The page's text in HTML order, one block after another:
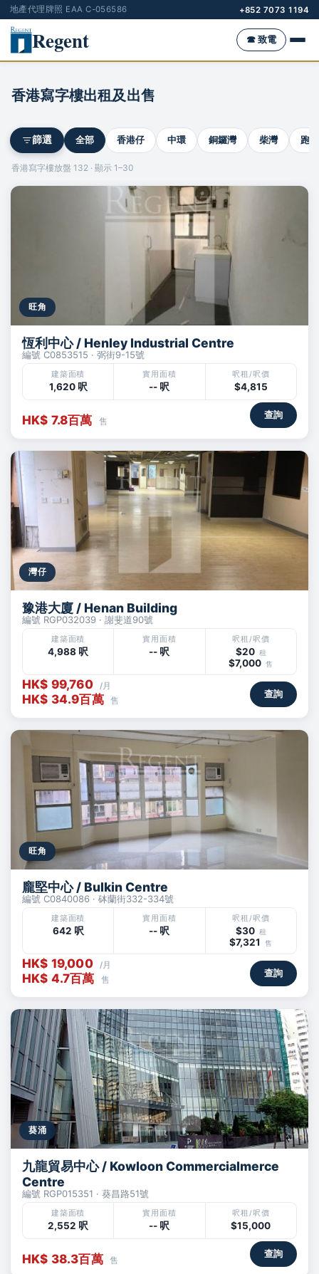
地產代理牌照 EAA C-056586 +852 7073 1194
Regent ☎ 致電
香港寫字樓出租及出售
篩選 全部 香港仔 中環 銅鑼灣 柴灣 跑
香港寫字樓放盤 132 · 顯示 1–30
旺角
恆利中心 / Henley Industrial Centre
編號 C0853515 · 弼街9-15號
建築面積
1,620 呎
實用面積
-- 呎
呎租/呎價
$4,815
HK$ 7.8百萬 售
查詢
灣仔
豫港大廈 / Henan Building
編號 RGP032039 · 謝斐道90號
建築面積
4,988 呎
實用面積
-- 呎
呎租/呎價
$20 租
$7,000 售
HK$ 99,760 /月
HK$ 34.9百萬 售
查詢
旺角
龐堅中心 / Bulkin Centre
編號 C0840086 · 砵蘭街332-334號
建築面積
642 呎
實用面積
-- 呎
呎租/呎價
$30 租
$7,321 售
HK$ 19,000 /月
HK$ 4.7百萬 售
查詢
葵涌
九龍貿易中心 / Kowloon Commercialmerce
Centre
編號 RGP015351 · 葵昌路51號
建築面積
2,552 呎
實用面積
-- 呎
呎租/呎價
$15,000
HK$ 38.3百萬 售
查詢